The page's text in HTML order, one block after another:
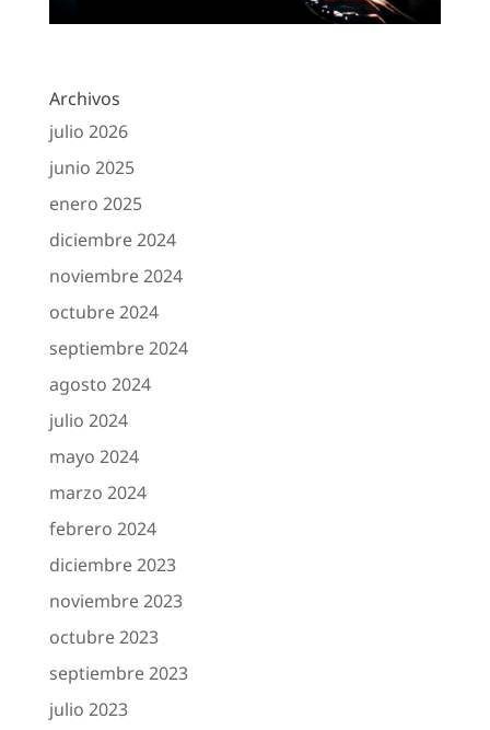
Archivos
julio 2026
junio 2025
enero 2025
diciembre 2024
noviembre 2024
octubre 2024
septiembre 2024
agosto 2024
julio 2024
mayo 2024
marzo 2024
febrero 2024
diciembre 2023
noviembre 2023
octubre 2023
septiembre 2023
julio 2023